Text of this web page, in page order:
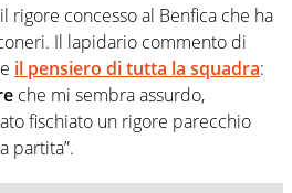
rigore concesso al Benfica che ha
Il lapidario commento di
il pensiero di tutta la squadra:
che mi sembra assurdo,
fischiato un rigore parecchio
partita”.